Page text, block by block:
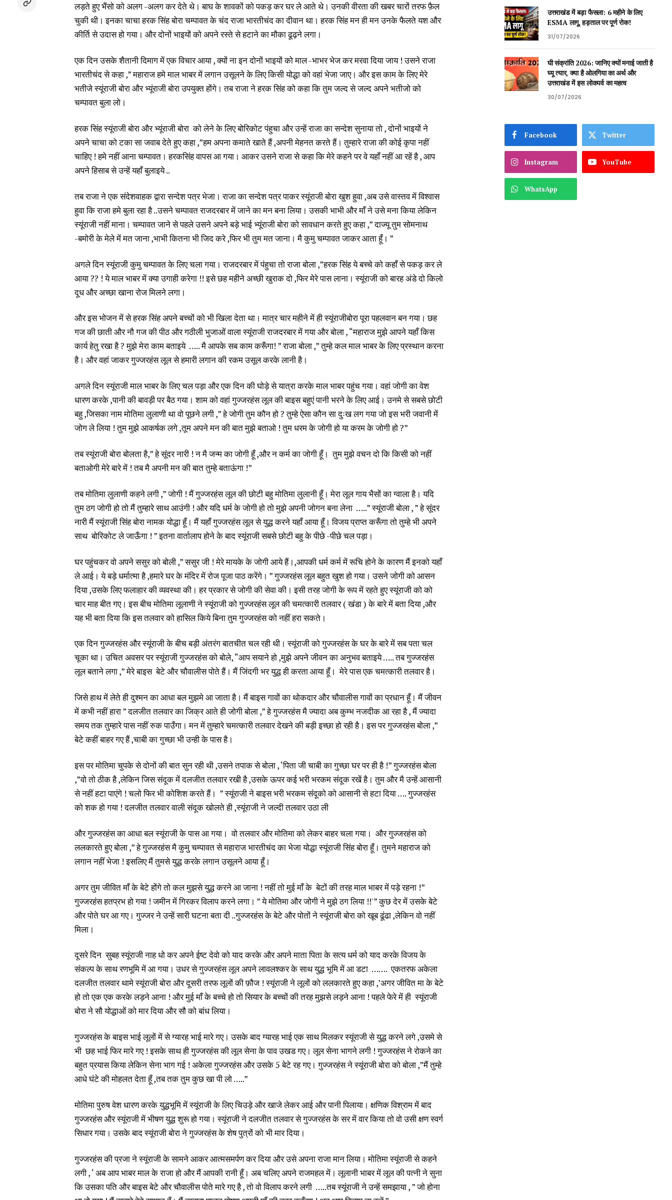
लड़ते हुए भैंसो को अलग -अलग कर देते थे। बाघ के शावकों को पकड़ कर घर ले आते थे। उनकी वीरता की खबर चारों तरफ फ़ैल
चुकी थी। इनका चाचा हरक सिंह बोरा चम्पावत के चंद राजा भारतीचंद का दीवान था। हरक सिंह मन ही मन उनके फैलते यश और
कीर्ति से उदास हो गया। और दोनों भाइयों को अपने रस्ते से हटाने का मौका ढूढ़ने लगा।
एक दिन उसके शैतानी दिमाग में एक विचार आया , क्यों ना इन दोनों भाइयों को माल -भाभर भेज कर मरवा दिया जाय ! उसने राजा
भारतीचंद से कहा ,” महाराज हमे माल भाबर में लगान उसूलने के लिए किसी योद्धा को वहां भेजा जाए। और इस काम के लिए मेरे
भतीजे स्यूंराजी बोरा और भ्यूंराजी बोरा उपयुक्त होंगे। तब राजा ने हरक सिंह को कहा कि तुम जल्द से जल्द अपने भतीजो को
चम्पावत बुला लो।
हरक सिंह स्यूंराजी बोरा और भ्यूंराजी बोरा को लेने के लिए बोरिकोट पंहुचा और उन्हें राजा का सन्देश सुनाया तो , दोनों भाइयों ने
अपने चाचा को टका सा जवाब देते हुए कहा ,”हम अपना कमाते खाते हैं ,अपनी मेहनत करते हैं। तुम्हारे राजा की कोई कृपा नहीं
चाहिए ! हमे नहीं आना चम्पावत। हरकसिंह वापस आ गया। आकर उसने राजा से कहा कि मेरे कहने पर वे यहाँ नहीं आ रहें है , आप
अपने हिसाब से उन्हें यहाँ बुलाइये ..
तब राजा ने एक संदेशवाहक द्वारा सन्देश पत्र भेजा। राजा का सन्देश पत्र पाकर स्यूंराजी बोरा खुश हुवा ,अब उसे वास्तव में विश्वास
हुवा कि राजा हमे बुला रहा है ..उसने चम्पावत राजदरबार में जाने का मन बना लिया। उसकी भाभी और माँ ने उसे मना किया लेकिन
स्यूंराजी नहीं माना। चम्पावत जाने से पहले उसने अपने बड़े भाई भ्यूंराजी बोरा को सावधान करते हुए कहा ,” दाज्यू तुम सोमनाथ
-बमोरी के मेले में मत जाना ,भाभी कितना भी जिद करे ,फिर भी तुम मत जाना। मै कुमु चम्पावत जाकर आता हूँ। ”
अगले दिन स्यूंराजी कुमु चम्पावत के लिए चला गया। राजदरबार में पंहुचा तो राजा बोला ,”हरक सिंह ये बच्चे को कहाँ से पकड़ कर ले
आया ?? ! ये माल भाबर में क्या उगाही करेगा !! इसे छह महीने अच्छी खुराक दो ,फिर मेरे पास लाना। स्यूंराजी को बारह अंडे दो किलो
दूध और अच्छा खाना रोज मिलने लगा।
और इस भोजन में से हरक सिंह अपने बच्चों को भी खिला देता था। मात्र चार महीने में ही स्यूंराजीबोरा पूरा पहलवान बन गया। छह
गज की छाती और नौ गज की पीठ और गठीली भुजाओं वाला स्यूंराजी राजदरबार में गया और बोला , “महाराज मुझे आपने यहाँ किस
कार्य हेतु रखा है ? मुझे मेरा काम बताइये ….. मै आपके सब काम करूँगा! ” राजा बोला ,” तुम्हे कल माल भाबर के लिए प्रस्थान करना
है। और वहां जाकर गुज्जरहंस लूल से हमारी लगान की रकम उसूल करके लानी है।
अगले दिन स्यूंराजी माल भाबर के लिए चल पड़ा और एक दिन की घोड़े से यात्रा करके माल भाबर पहुंच गया। वहां जोगी का वेश
धारण करके ,पानी की बावड़ी पर बैठ गया। शाम को वहां गुज्जरहंस लूल की बाइस बहुएं पानी भरने के लिए आई। उनमे से सबसे छोटी
बहु ,जिसका नाम मोतिमा लुलाणी था वो पूछने लगी ,” हे जोगी तुम कौन हो ? तुम्हे ऐसा कौन सा दुःख लग गया जो इस भरी जवानी में
जोग ले लिया ! तुम मुझे आकर्षक लगे ,तूम अपने मन की बात मुझे बताओ ! तुम धरम के जोगी हो या करम के जोगी हो ?”
तब स्यूंराजी बोरा बोलता है,” हे सूंदर नारी ! न मै जन्म का जोगी हूँ ,और न कर्म का जोगी हूँ। तुम मुझे वचन दो कि किसी को नहीं
बताओगी मेरे बारे में ! तब मै अपनी मन की बात तुम्हे बताऊंगा !”
तब मोतिमा लुलाणी कहने लगी ,” जोगी ! मैं गुज्जरहंस लूल की छोटी बहु मोतिमा लुलानी हूँ। मेरा लूल गाय भैसों का ग्वाला है। यदि
तुम ठग जोगी हो तो मैं तुम्हारे साथ आउंगी ! और यदि धर्म के जोगी हो तो मुझे अपनी जोगन बना लेना …..” स्यूंराजी बोला , ” हे सूंदर
नारी मैं स्यूंराजी सिंह बोरा नामक योद्धा हूँ। मैं यहाँ गुज्जरहंस लूल से युद्ध करने यहाँ आया हूँ। विजय प्राप्त करूँगा तो तुम्हे भी अपने
साथ बोरिकोट ले जाऊँगा ! ” इतना वार्तालाप होने के बाद स्यूंराजी सबसे छोटी बहु के पीछे -पीछे चल पड़ा।
घर पहुंचकर वो अपने ससुर को बोली ,” ससुर जी ! मेरे मायके के जोगी आये हैं।,आपकी धर्म कर्म में रूचि होने के कारण मैं इनको यहाँ
ले आई। ये बड़े धर्मात्मा है ,हमारे घर के मंदिर में रोज पूजा पाठ करेंगे। ” गुज्जरहंस लूल बहुत खुश हो गया। उसने जोगी को आसन
दिया ,उसके लिए फलाहार की व्यवस्था की। हर प्रकार से जोगी की सेवा की। इसी तरह जोगी के रूप में रहते हुए स्यूंराजी को को
चार माह बीत गए। इस बीच मोतिमा लूलाणी ने स्यूंराजी को गुज्जरहंस लूल की चमत्कारी तलवार ( खंडा ) के बारे में बता दिया ,और
यह भी बता दिया कि इस तलवार को हासिल किये बिना तुम गुज्जरहंस को नहीं हरा सकते।
एक दिन गुज्जरहंस और स्यूंराजी के बीच बड़ी अंतरंग बातचीत चल रही थी। स्यूंराजी को गुज्जरहंस के घर के बारे में सब पता चल
चूका था। उचित अवसर पर स्यूंराजी गुज्जरहंस को बोले, “आप सयाने हो ,मुझे अपने जीवन का अनुभव बताइये ….. तब गुज्जरहंस
लूल बताने लगा ,” मेरे बाइस बेटे और चौवालीस पोते हैं। मैं जिंदगी भर युद्ध ही करता आया हूँ। मेरे पास एक चमत्कारी तलवार है।
जिसे हाथ में लेते ही दुश्मन का आधा बल मुझमे आ जाता है। मैं बाइस गावों का थोकदार और चौवालीस गावों का प्रधान हूँ। मैं जीवन
में कभी नहीं हारा ” दलजीत तलवार का जिक्र आते ही जोगी बोला ,” हे गुज्जरहंस मै ज्यादा अब कुम्भ नजदीक आ रहा है , मैं ज्यादा
समय तक तुम्हारे पास नहीं रुक पाउँगा। मन में तुम्हारे चमत्कारी तलवार देखने की बड़ी इच्छा हो रही है। इस पर गुज्जरहंस बोला ,”
बेटे कहीं बाहर गए हैं ,चाबी का गुच्छा भी उन्ही के पास है।
इस पर मोतिमा चुपके से दोनों की बात सुन रही थी ,उसने तपाक से बोला , ‘पिता जी चाबी का गुच्छा घर पर ही है !” गुज्जरहंस बोला
,”वो तो ठीक है ,लेकिन जिस संदूक में दलजीत तलवार रखी है ,उसके ऊपर कई भरी भरकम संदूक रखें है। तुम और मै उन्हें आसानी
से नहीं हटा पाएंगे ! चलो फिर भी कोशिश करते हैं। ” स्यूंराजी ने बाइस भरी भरकम संदूको को आसानी से हटा दिया …. गुज्जरहंस
को शक हो गया ! दलजीत तलवार वाली संदूक खोलते ही ,स्यूंराजी ने जल्दी तलवार उठा ली
और गुज्जरहंस का आधा बल स्यूंराजी के पास आ गया। वो तलवार और मोतिमा को लेकर बाहर चला गया। और गुज्जरहंस को
ललकारते हुए बोला ,” हे गुज्जरहंस मै कुमु चम्पावत से महाराज भारतीचंद का भेजा योद्धा स्यूंराजी सिंह बोरा हूँ। तुमने महाराज को
लगान नहीं भेजा ! इसलिए मैं तुमसे युद्ध करके लगान उसूलने आया हूँ।
अगर तुम जीवित माँ के बेटे होंगे तो कल मुझसे युद्ध करने आ जाना ! नहीं तो मुई माँ के बेटों की तरह माल भाबर में पड़े रहना !”
गुज्जरहंस हतप्रभ हो गया ! जमीन में गिरकर विलाप करने लगा। ” ये मोतिमा और जोगी ने मुझे ठग लिया !!'” कुछ देर में उसके बेटे
और पोते घर आ गए। गुज्जर ने उन्हें सारी घटना बता दी ..गुज्जरहंस के बेटे और पोतों ने स्यूंराजी बोरा को खूब ढूंढा ,लेकिन वो नहीं
मिला।
दूसरे दिन सुबह स्यूंराजी नाह धो कर अपने ईष्ट देवो को याद करके और अपने माता पिता के सत्य धर्म को याद करके विजय के
संकल्प के साथ रणभूमि में आ गया। उधर से गुज्जरहंस लूल अपने लावलश्कर के साथ युद्ध भूमि में आ डटा ……. एकतरफ अकेला
दलजीत तलवार थामे स्यूंराजी बोरा और दूसरी तरफ लूलों की फ़ौज ! स्यूंराजी ने लूलों को ललकारते हुए कहा ,’अगर जीवित मा के बेटे
हो तो एक एक करके लड़ने आना ! और मुई माँ के बच्चे हो तो सियार के बच्चों की तरह मुझसे लड़ने आना ! पहले फेरे में ही स्यूंराजी
बोरा ने सौ योद्धाओं को मार दिया और सौ को बांध लिया।
गुज्जरहंस के बाइस भाई लूलों में से ग्यारह भाई मारे गए। उसके बाद ग्यारह भाई एक साथ मिलकर स्यूंराजी से युद्ध करने लगे ,उसमे से
भी छह भाई फिर मारे गए ! इसके साथ ही गुज्जरहंस की लूल सेना के पाव उखड गए। लूल सेना भागने लगी ! गुज्जरहंस ने रोकने का
बहुत प्रयास किया लेकिन सेना भाग गई ! अकेला गुज्जरहंस और उसके 5 बेटे रह गए। गुज्जरहंस ने स्यूंराजी बोरा को बोला ,”मैं तुम्हे
आधे घंटे की मोहलत देता हूँ ,तब तक तुम कुछ खा पी लो …..”
मोतिमा पुरुष वेश धारण करके युद्धभूमि में स्यूंराजी के लिए चिउड़े और खाजे लेकर आई और पानी पिलाया। क्षणिक विश्राम में बाद
गुज्जरहंस और स्यूंराजी में भीषण युद्ध शुरू हो गया। स्यूंराजी ने दलजीत तलवार से गुज्जरहंस के सर में वार किया तो वो उसी क्षण स्वर्ग
सिधार गया। उसके बाद स्यूंराजी बोरा ने गुज्जरहंस के शेष पुत्रों को भी मार दिया।
गुज्जरहंस की प्रजा ने स्यूंराजी के सामने आकर आत्मसमर्पण कर दिया और उसे अपना राजा मान लिया। मोतिमा स्यूंराजी से कहने
लगी , ‘ अब आप भाबर माल के राजा हो और मैं आपकी रानी हूँ। अब चलिए अपने राजमहल में। लूलानी भाबर में लूल की पत्नी ने सुना
कि उसका पति और बाइस बेटे और चौवालीस पोते मारे गए है , तो वो विलाप करने लगी …..तब स्यूंराजी ने उन्हें समझाया , ” जो होना
उत्तराखंड में बड़ा फैसला: 6 महीने के लिए
ESMA लागू, हड़ताल पर पूर्ण रोक!
31/07/2026
घी संक्रांति 2026: जानिए क्यों मनाई जाती है
घ्यू त्यार, क्या है ओलगिया का अर्थ और
उत्तराखंड में इस लोकपर्व का महत्व
30/07/2026
Facebook Twitter
Instagram YouTube
WhatsApp